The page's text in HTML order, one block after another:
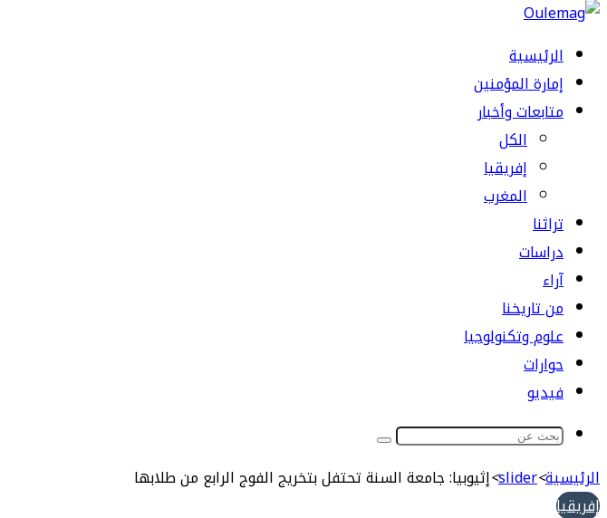
الرئيسية
إمارة المؤمنين
متابعات وأخبار
الكل
إفريقيا
المغرب
تراثنا
دراسات
آراء
من تاريخنا
علوم وتكنولوجيا
حوارات
فيديو
بحث
الرئيسية>
slider
>إثيوبيا: جامعة السنة تحتفل بتخريج الفوج الرابع من طلابها
إفريقيا